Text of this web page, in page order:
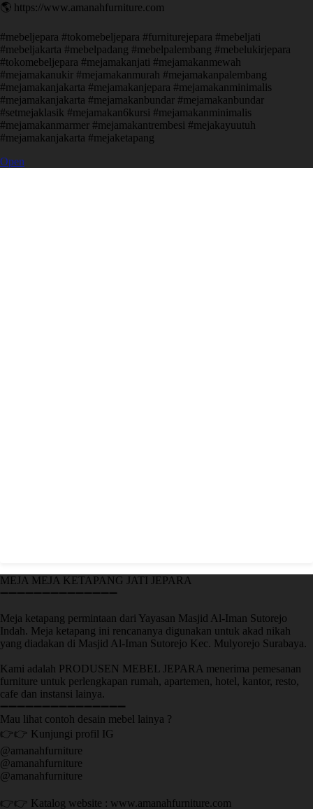
🌎 https://www.amanahfurniture.com
#mebeljepara #tokomebeljepara #furniturejepara #mebeljati
#mebeljakarta #mebelpadang #mebelpalembang #mebelukirjepara
#tokomebeljepara #mejamakanjati #mejamakanmewah
#mejamakanukir #mejamakanmurah #mejamakanpalembang
#mejamakanjakarta #mejamakanjepara #mejamakanminimalis
#mejamakanjakarta #mejamakanbundar #mejamakanbundar
#setmejaklasik #mejamakan6kursi #mejamakanminimalis
#mejamakanmarmer #mejamakantrembesi #mejakayuutuh
#mejamakanjakarta #mejaketapang
Open
MEJA MEJA KETAPANG JATI JEPARA
➖➖➖➖➖➖➖➖➖➖➖➖➖➖
Meja ketapang permintaan dari Yayasan Masjid Al-Iman Sutorejo
Indah. Meja ketapang ini rencananya digunakan untuk akad nikah
yang diadakan di Masjid Al-Iman Sutorejo Kec. Mulyorejo Surabaya.
Kami adalah PRODUSEN MEBEL JEPARA menerima pemesanan
furniture untuk perlengkapan rumah, apartemen, hotel, kantor, resto,
cafe dan instansi lainya.
➖➖➖➖➖➖➖➖➖➖➖➖➖➖➖
Mau lihat contoh desain mebel lainya ?
👉👉 Kunjungi profil IG
@amanahfurniture
@amanahfurniture
@amanahfurniture
👉👉 Katalog website : www.amanahfurniture.com